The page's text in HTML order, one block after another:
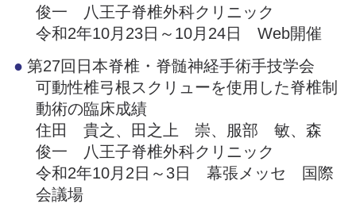
俊一 八王子脊椎外科クリニック
令和2年10月23日～10月24日 Web開催
第27回日本脊椎・脊髄神経手術手技学会
可動性椎弓根スクリューを使用した脊椎制
動術の臨床成績
住田 貴之、田之上 崇、服部 敏、森
俊一 八王子脊椎外科クリニック
令和2年10月2日～3日 幕張メッセ 国際
会議場